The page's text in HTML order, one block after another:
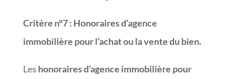
Critère n°7: Honoraires d’agence
immobilière pour l’achat ou la vente du bien.
Les honoraires d’agence immobilière pour